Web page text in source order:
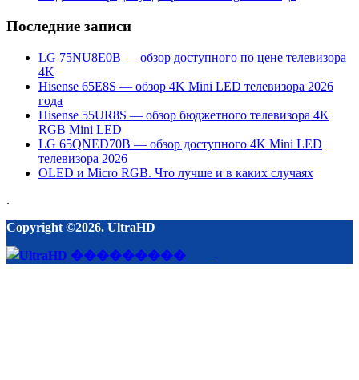
Последние записи
LG 75NU8E0B — обзор доступного по цене телевизора
4K
Hisense 65E8S — обзор 4K Mini LED телевизора 2026
года
Hisense 55UR8S — обзор бюджетного телевизора 4K
RGB Mini LED
LG 65QNED70B — обзор доступного 4K Mini LED
телевизора 2026
OLED и Micro RGB. Что лучше и в каких случаях
.
Copyright ©2026. UltraHD
-